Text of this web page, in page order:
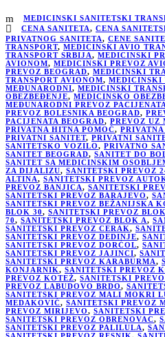
MEDICINSKI SANITETSKI
CENA SANITETA, CENA
PRIVATNOG SANITETA, CENE
TRANSPORT, MEDICINSKI AVIO
TRANSPORT SRBIJA, MEDICINSKI
AVIONOM, MEDICINSKI PREVOZ
PREVOZ BEOGRAD, MEDICINSKI
TRANSPORT AVIONOM, MEDICINSKI
MEĐUNARODNI, MEDICINSKI
OBEZBEĐENJE, MEDICINSKO
MEĐUNARODNI PREVOZ PACIJENATA
PREVOZ BOLESNIKA BEOGRAD,
PACIJENATA BEOGRAD, PREVOZ UZ
PRIVATNA HITNA POMOĆ,
PRIVATNI SANITET, PRIVATNI
SANITETSKO VOZILO, PRIVATNO
SANITET BEOGRAD, SANITET DO
SANITET SA MEDICINSKIM
ZA DIJALIZU, SANITETSKI PREVOZ
ALTINA, SANITETSKI PREVOZ
PREVOZ BANJICA, SANITETSKI
SANITETSKI PREVOZ BARAJEVO,
SANITETSKI PREVOZ BEŽANIJSKA
BLOK 30, SANITETSKI PREVOZ
70, SANITETSKI PREVOZ BLOK A,
SANITETSKI PREVOZ CERAK,
SANITETSKI PREVOZ DEDINJE,
SANITETSKI PREVOZ DORĆOL,
SANITETSKI PREVOZ JAJINCI,
SANITETSKI PREVOZ KARABURMA,
KONJARNIK, SANITETSKI PREVOZ
PREVOZ KOTEŽ, SANITETSKI
PREVOZ LABUDOVO BRDO,
SANITETSKI PREVOZ MALI MOKRI
MEDAKOVIĆ, SANITETSKI PREVOZ
PREVOZ MIRIJEVO, SANITETSKI
SANITETSKI PREVOZ OBRENOVAC,
SANITETSKI PREVOZ PALILULA,